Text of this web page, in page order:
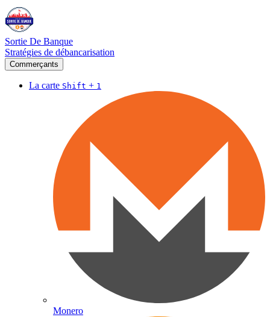
Sortie De Banque
Stratégies de débancarisation
Commerçants
La carte Shift + 1
Monero